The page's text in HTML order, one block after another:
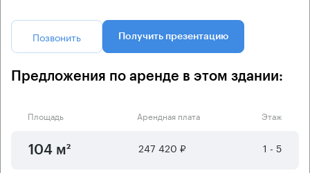
Позвонить Получить презентацию
Предложения по аренде в этом здании:
Площадь Арендная плата Этаж
104 м² 247 420 ₽ 1 - 5